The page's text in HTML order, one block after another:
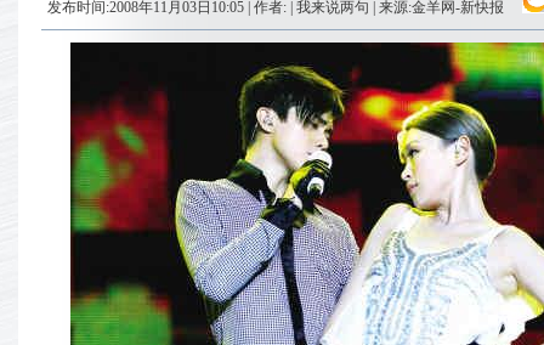
发布时间:2008年11月03日10:05 | 作者: | 我来说两句 | 来源:金羊网-新快报